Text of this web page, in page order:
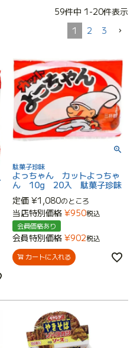
59件中 1 -20件表示
1
2 3
駄菓子珍味
よっちゃん カットよっちゃ
ん 10g 20入 駄菓子珍味
定価 ¥1,080のところ
当店特別価格 ¥950税込
会員価格あり
会員特別価格 ¥902税込
カートに入れる